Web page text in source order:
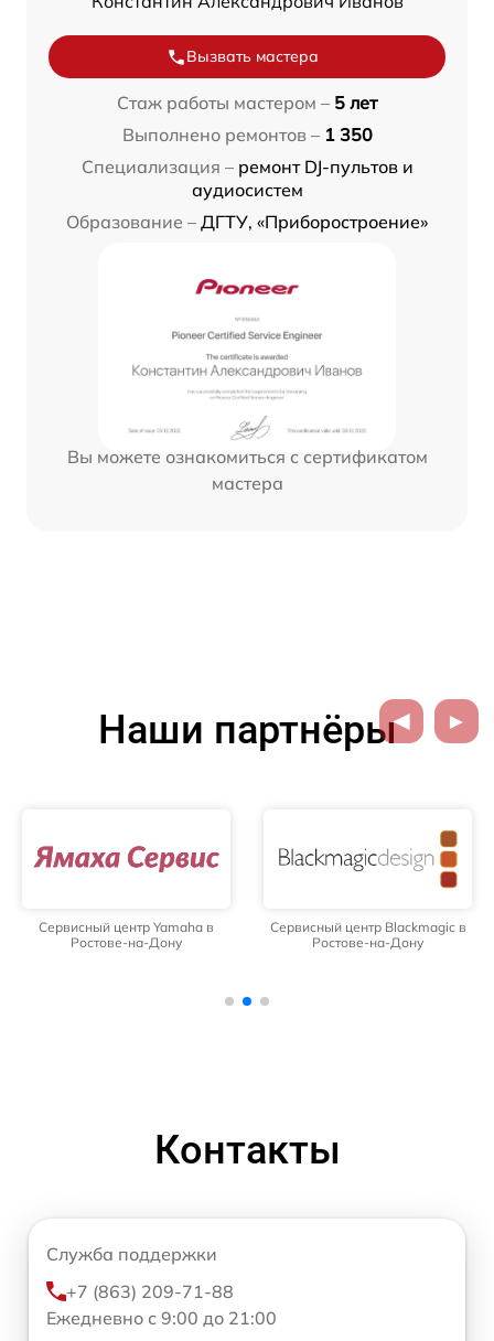
Вызвать мастера
Стаж работы мастером – 5 лет
Выполнено ремонтов – 1 350
Специализация – ремонт DJ-пультов и
аудиосистем
Образование – ДГТУ, «Приборостроение»
Вы можете ознакомиться с сертификатом
мастера
Наши партнёры
Сервисный центр Yamaha в
Ростове-на-Дону
Сервисный центр Blackmagic в
Ростове-на-Дону
Контакты
Служба поддержки
+7 (863) 209-71-88
Ежедневно с 9:00 до 21:00